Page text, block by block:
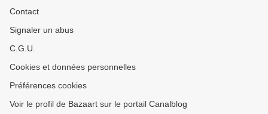
Contact
Signaler un abus
C.G.U.
Cookies et données personnelles
Préférences cookies
Voir le profil de Bazaart sur le portail Canalblog